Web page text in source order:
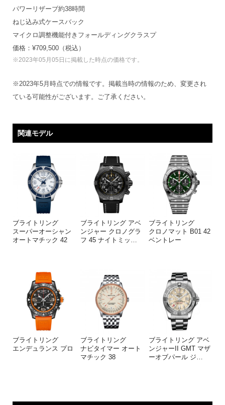
パワーリザーブ約38時間
ねじ込み式ケースバック
マイクロ調整機能付きフォールディングクラスプ
価格：¥709,500（税込）
※2023年05月05日に掲載した時点の価格です。
※2023年5月時点での情報です。掲載当時の情報のため、変更され
ている可能性がございます。ご了承ください。
関連モデル
ブライトリング
スーパーオーシャン
オートマチック 42
ブライトリング アベ
ンジャー クロノグラ
フ 45 ナイトミッ …
ブライトリング
クロノマット B01 42
ベントレー
ブライトリング
エンデュランス プロ
ブライトリング
ナビタイマー オート
マチック 38
ブライトリング アベ
ンジャーII GMT マザ
ーオブパール ジ